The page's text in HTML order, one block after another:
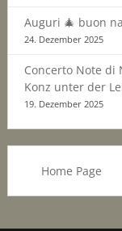
Auguri 🎄 buon
24. Dezember 2025
Concerto Note di
Konz unter der
19. Dezember 2025
Home Page